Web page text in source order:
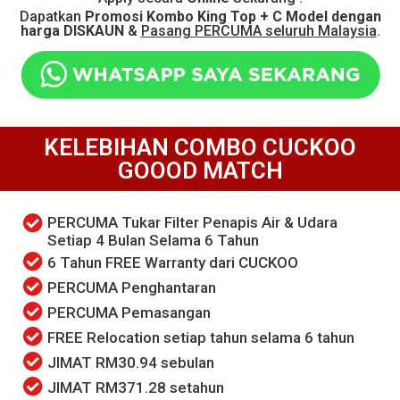
Dapatkan Promosi Kombo King Top + C Model dengan
harga DISKAUN & Pasang PERCUMA seluruh Malaysia.
KELEBIHAN COMBO CUCKOO
GOOOD MATCH
PERCUMA Tukar Filter Penapis Air & Udara
Setiap 4 Bulan Selama 6 Tahun
6 Tahun FREE Warranty dari CUCKOO
PERCUMA Penghantaran
PERCUMA Pemasangan
FREE Relocation setiap tahun selama 6 tahun
JIMAT RM30.94 sebulan
JIMAT RM371.28 setahun